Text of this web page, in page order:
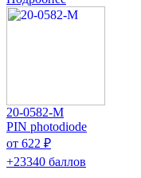
20-0582-M
PIN photodiode
от 622 ₽
+23340 баллов